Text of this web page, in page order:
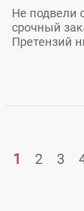
Не подвели
срочный
Претензий
1 2 3